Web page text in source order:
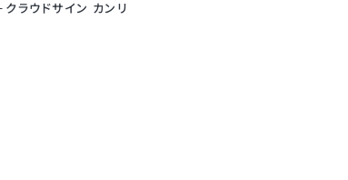
クラウドサイン カンリ